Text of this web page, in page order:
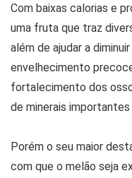
Com baixas calorias e
uma fruta que traz
além de ajudar a
envelhecimento
fortalecimento dos
de minerais
Porém o seu maior
com que o melão seja